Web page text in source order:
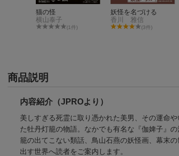
猫の怪
横山泰子
(1件)
妖怪を名づける
香川 雅信
(3件)
商品説明
内容紹介（JPROより）
美しすぎる死霊に取り憑かれた美男、その運命
た牡丹灯籠の物語。なかでも有名な『伽婢子』
籠の出てこない類話、鳥山石燕の妖怪画、幕末
出す世界へ読者をご案内します。